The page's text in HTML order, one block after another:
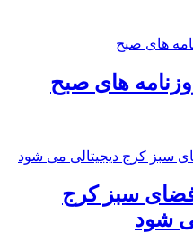
های صبح
سبز کرج
شود